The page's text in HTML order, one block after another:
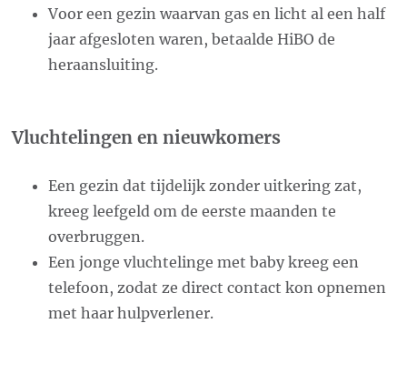
Voor een gezin waarvan gas en licht al een half
jaar afgesloten waren, betaalde HiBO de
heraansluiting.
Vluchtelingen en nieuwkomers
Een gezin dat tijdelijk zonder uitkering zat,
kreeg leefgeld om de eerste maanden te
overbruggen.
Een jonge vluchtelinge met baby kreeg een
telefoon, zodat ze direct contact kon opnemen
met haar hulpverlener.